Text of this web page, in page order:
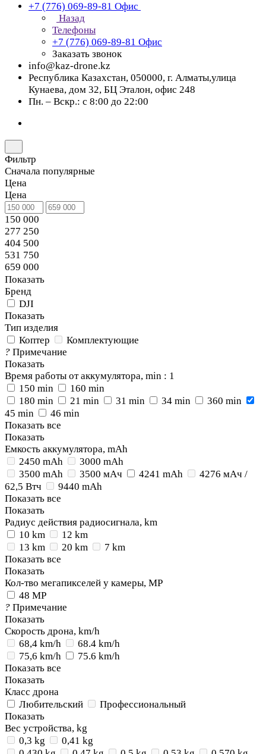
+7 (776) 069-89-81 Офис
Назад
Телефоны
+7 (776) 069-89-81 Офис
Заказать звонок
info@kaz-drone.kz
Республика Казахстан, 050000, г. Алматы,улица
Кунаева, дом 32, БЦ Эталон, офис 248
Пн. – Вскр.: с 8:00 до 22:00
Фильтр
Сначала популярные
Цена
Цена
150 000
277 250
404 500
531 750
659 000
Показать
Бренд
DJI
Показать
Тип изделия
Коптер
Комплектующие
? Примечание
Показать
Время работы от аккумулятора, min : 1
150 min
160 min
180 min
21 min 31 min 34 min
360 min
45 min
46 min
Показать все
Показать
Емкость аккумулятора, mAh
2450 mAh
3000 mAh
3500 mAh
3500 мАч 4241 mAh
4276 мАч /
62,5 Втч
9440 mAh
Показать все
Показать
Радиус действия радиосигнала, km
10 km
12 km
13 km
20 km
7 km
Показать все
Показать
Кол-тво мегапикселей у камеры, MP
48 MP
? Примечание
Показать
Скорость дрона, km/h
68,4 km/h
68.4 km/h
75,6 km/h
75.6 km/h
Показать все
Показать
Класс дрона
Любительский
Профессиональный
Показать
Вес устройства, kg
0,3 kg
0,41 kg